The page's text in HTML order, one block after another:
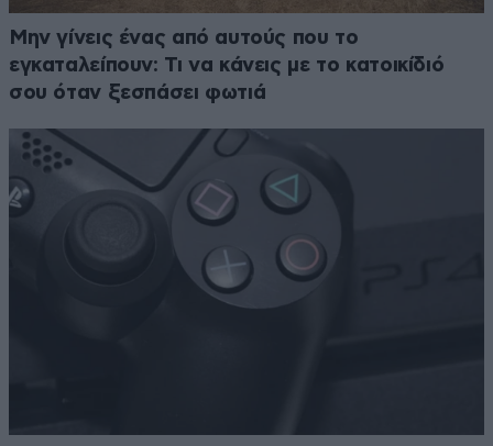
Μην γίνεις ένας από αυτούς που το
εγκαταλείπουν: Τι να κάνεις με το κατοικίδιό
σου όταν ξεσπάσει φωτιά